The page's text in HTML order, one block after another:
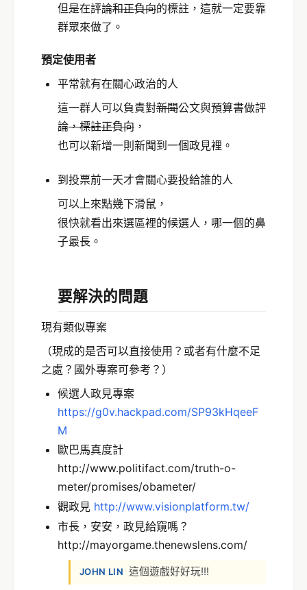
但是在評論和正負向的標註，這就一定要靠
群眾來做了。
預定使用者
平常就有在關心政治的人
這一群人可以負責對新聞公文與預算書做評
論，標註正負向 ，
也可以新增一則新聞到一個政見裡。
到投票前一天才會關心要投給誰的人
可以上來點幾下滑鼠，
很快就看出來選區裡的候選人，哪一個的鼻
子最長。
要解決的問題
現有類似專案
（現成的是否可以直接使用？或者有什麼不足
之處？國外專案可參考？）
候選人政見專案
https://g0v.hackpad.com/SP93kHqeeF
M
歐巴馬真度計
http://www.politifact.com/truth-o-
meter/promises/obameter/
觀政見 http://www.visionplatform.tw/
市長，安安，政見給窺嗎？
http://mayorgame.thenewslens.com/
JOHN LIN 這個遊戲好好玩!!!